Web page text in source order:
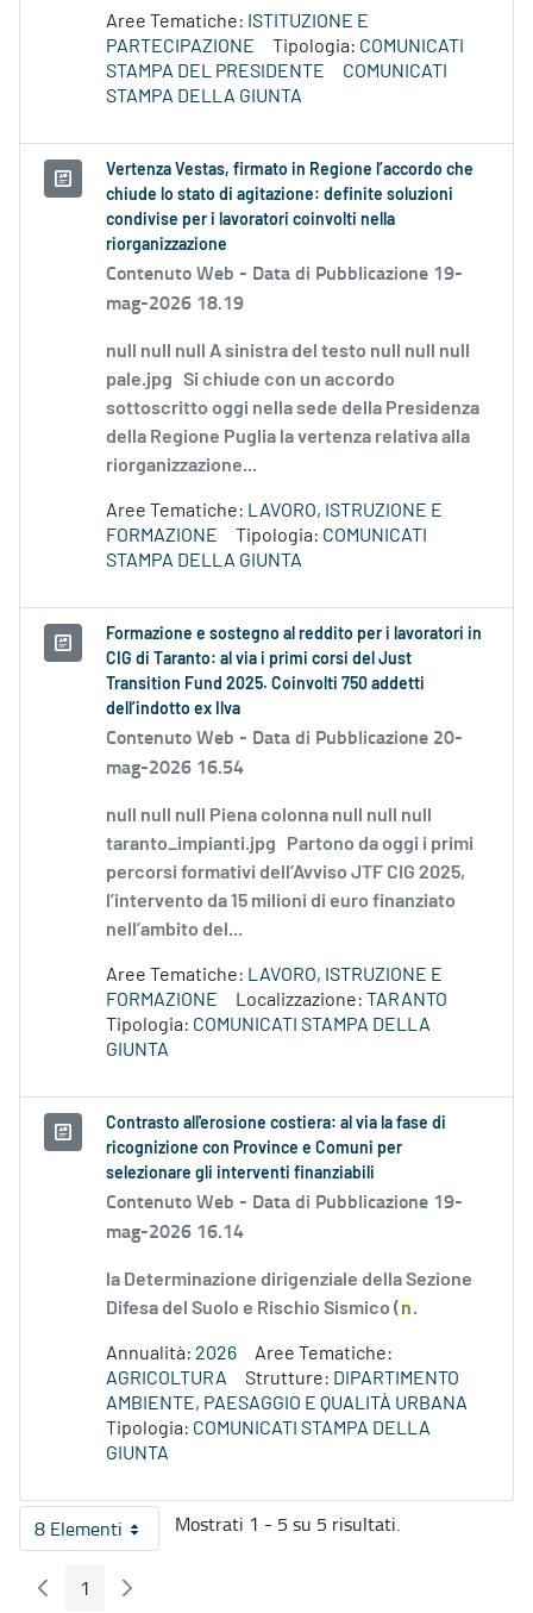
Aree Tematiche: ISTITUZIONE E
PARTECIPAZIONE
Tipologia: COMUNICATI
STAMPA DEL PRESIDENTE
COMUNICATI
STAMPA DELLA GIUNTA
Vertenza Vestas, firmato in Regione l’accordo che
chiude lo stato di agitazione: definite soluzioni
condivise per i lavoratori coinvolti nella
riorganizzazione
Contenuto Web - Data di Pubblicazione 19-
mag-2026 18.19
null null null A sinistra del testo null null null
pale.jpg Si chiude con un accordo
sottoscritto oggi nella sede della Presidenza
della Regione Puglia la vertenza relativa alla
riorganizzazione...
Aree Tematiche: LAVORO, ISTRUZIONE E
FORMAZIONE
Tipologia: COMUNICATI
STAMPA DELLA GIUNTA
Formazione e sostegno al reddito per i lavoratori in
CIG di Taranto: al via i primi corsi del Just
Transition Fund 2025. Coinvolti 750 addetti
dell’indotto ex Ilva
Contenuto Web - Data di Pubblicazione 20-
mag-2026 16.54
null null null Piena colonna null null null
taranto_impianti.jpg Partono da oggi i primi
percorsi formativi dell’Avviso JTF CIG 2025,
l’intervento da 15 milioni di euro finanziato
nell’ambito del...
Aree Tematiche: LAVORO, ISTRUZIONE E
FORMAZIONE
Localizzazione: TARANTO
Tipologia: COMUNICATI STAMPA DELLA
GIUNTA
Contrasto all'erosione costiera: al via la fase di
ricognizione con Province e Comuni per
selezionare gli interventi finanziabili
Contenuto Web - Data di Pubblicazione 19-
mag-2026 16.14
la Determinazione dirigenziale della Sezione
Difesa del Suolo e Rischio Sismico ( n.
Annualità: 2026
Aree Tematiche:
AGRICOLTURA
Strutture: DIPARTIMENTO
AMBIENTE, PAESAGGIO E QUALITÀ URBANA
Tipologia: COMUNICATI STAMPA DELLA
GIUNTA
8 ElementiPer pagina
Mostrati 1 - 5 su 5 risultati.
Pagina Precedente
Pagina
1 Pagina Seguente